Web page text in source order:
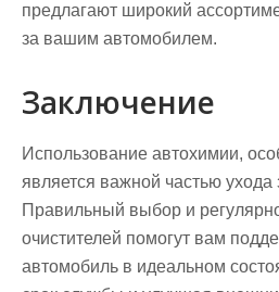
предлагают широкий
за вашим автомобилем.
Заключение
Использование автохимии,
является важной частью
Правильный выбор и
очистителей помогут вам
автомобиль в идеальном